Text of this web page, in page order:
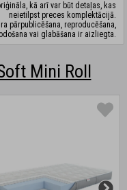
kā arī var būt detaļas, kas
neietilpst preces komplektācijā.
pārpublicēšana, reproducēšana,
vai glabāšana ir aizliegta.
Mini Roll